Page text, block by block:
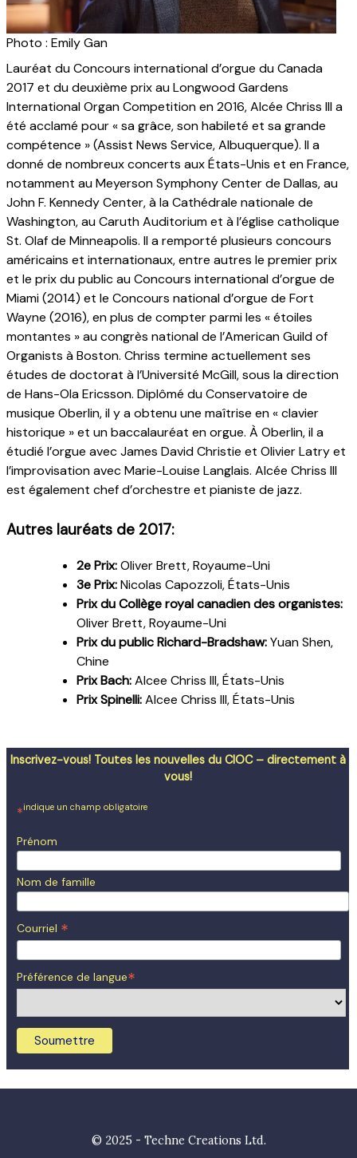
Photo : Emily Gan
Lauréat du Concours international d’orgue du Canada
2017 et du deuxième prix au Longwood Gardens
International Organ Competition en 2016, Alcée Chriss III a
été acclamé pour « sa grâce, son habileté et sa grande
compétence » (Assist News Service, Albuquerque). Il a
donné de nombreux concerts aux États-Unis et en France,
notamment au Meyerson Symphony Center de Dallas, au
John F. Kennedy Center, à la Cathédrale nationale de
Washington, au Caruth Auditorium et à l’église catholique
St. Olaf de Minneapolis. Il a remporté plusieurs concours
américains et internationaux, entre autres le premier prix
et le prix du public au Concours international d’orgue de
Miami (2014) et le Concours national d’orgue de Fort
Wayne (2016), en plus de compter parmi les « étoiles
montantes » au congrès national de l’American Guild of
Organists à Boston. Chriss termine actuellement ses
études de doctorat à l’Université McGill, sous la direction
de Hans-Ola Ericsson. Diplômé du Conservatoire de
musique Oberlin, il y a obtenu une maîtrise en « clavier
historique » et un baccalauréat en orgue. À Oberlin, il a
étudié l’orgue avec James David Christie et Olivier Latry et
l’improvisation avec Marie-Louise Langlais. Alcée Chriss III
est également chef d’orchestre et pianiste de jazz.
Autres lauréats de 2017:
2e Prix:Oliver Brett, Royaume-Uni
3e Prix:Nicolas Capozzoli, États-Unis
Prix du Collège royal canadien des organistes:
Oliver Brett, Royaume-Uni
Prix du public Richard-Bradshaw:Yuan Shen,
Chine
Prix Bach:Alcee Chriss III, États-Unis
Prix Spinelli:Alcee Chriss III, États-Unis
Inscrivez-vous! Toutes les nouvelles du CIOC – directement à
vous!
*indique un champ obligatoire
Prénom
Nom de famille
Courriel *
Préférence de langue*
© 2025 - Techne Creations Ltd.